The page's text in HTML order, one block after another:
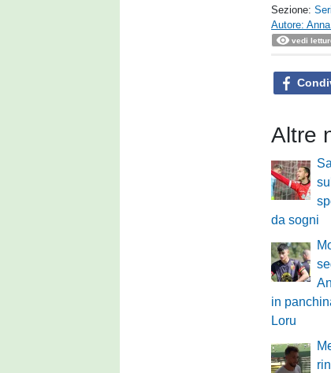
Sezione:
Autore:
vedi
Altre
da sogni
in
Loru